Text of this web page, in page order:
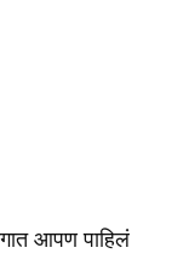
आपण पाहिलं